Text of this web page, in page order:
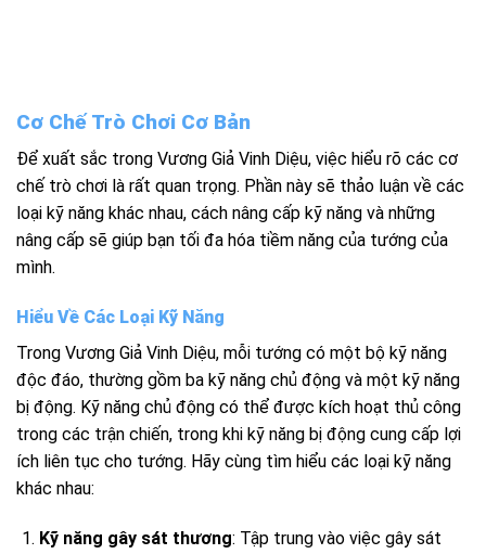
Cơ Chế Trò Chơi Cơ Bản
Để xuất sắc trong Vương Giả Vinh Diệu, việc hiểu rõ các cơ
chế trò chơi là rất quan trọng. Phần này sẽ thảo luận về các
loại kỹ năng khác nhau, cách nâng cấp kỹ năng và những
nâng cấp sẽ giúp bạn tối đa hóa tiềm năng của tướng của
mình.
Hiểu Về Các Loại Kỹ Năng
Trong Vương Giả Vinh Diệu, mỗi tướng có một bộ kỹ năng
độc đáo, thường gồm ba kỹ năng chủ động và một kỹ năng
bị động. Kỹ năng chủ động có thể được kích hoạt thủ công
trong các trận chiến, trong khi kỹ năng bị động cung cấp lợi
ích liên tục cho tướng. Hãy cùng tìm hiểu các loại kỹ năng
khác nhau:
Kỹ năng gây sát thương: Tập trung vào việc gây sát